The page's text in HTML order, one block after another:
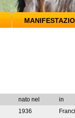
nato nel
in
1936